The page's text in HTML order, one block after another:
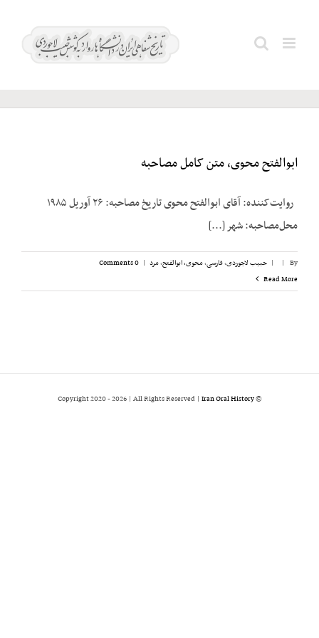
صادق؛
ابوالفتح محوی، متن کامل مصاحبه
روایت‌کننده: آقای ابوالفتح محوی تاریخ مصاحبه: ۲۶ آوریل ۱۹۸۵
محل‌مصاحبه: شهر [...]
By
|
| حبیب لاجوردی,فارسی,محوی، ابوالفتح,مرد |
0 Comments
Read More
© Copyright 2020 -
2026 | All Rights Reserved | Iran Oral History